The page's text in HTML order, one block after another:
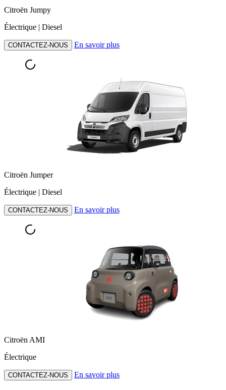
Citroën Jumpy
Électrique | Diesel
CONTACTEZ-NOUS En savoir plus
Citroën Jumper
Électrique | Diesel
CONTACTEZ-NOUS En savoir plus
Citroën AMI
Électrique
CONTACTEZ-NOUS En savoir plus